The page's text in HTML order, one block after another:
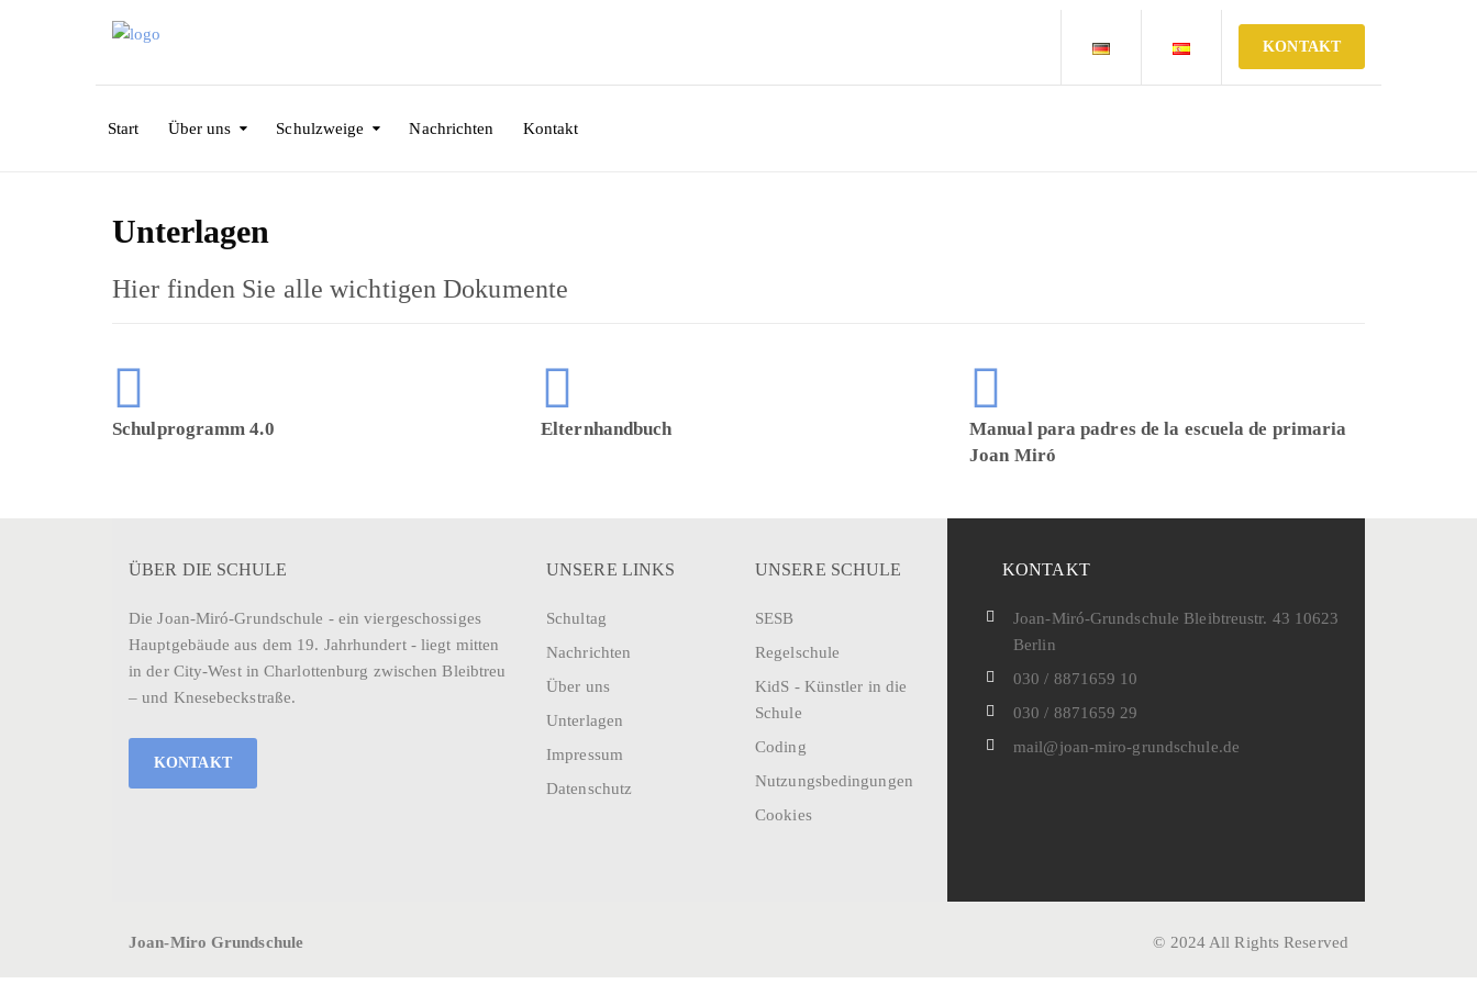
KONTAKT
Start Über uns Schulzweige Nachrichten Kontakt
Unterlagen
Hier finden Sie alle wichtigen Dokumente
Schulprogramm 4.0 Elternhandbuch
Manual para padres de la escuela de primaria
Joan Miró
ÜBER DIE SCHULE
Die Joan-Miró-Grundschule - ein viergeschossiges
Hauptgebäude aus dem 19. Jahrhundert - liegt mitten
in der City-West in Charlottenburg zwischen Bleibtreu
– und Knesebeckstraße.
KONTAKT
UNSERE LINKS
Schultag
Nachrichten
Über uns
Unterlagen
Impressum
Datenschutz
UNSERE SCHULE
SESB
Regelschule
KidS - Künstler in die
Schule
Coding
Nutzungsbedingungen
Cookies
KONTAKT
Joan-Miró-Grundschule Bleibtreustr. 43 10623
Berlin
030 / 8871659 10
030 / 8871659 29
mail@joan-miro-grundschule.de
Joan-Miro Grundschule © 2024 All Rights Reserved